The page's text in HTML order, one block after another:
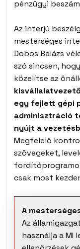
pénzügyi
Az interjú
mesterséges
Dobos Balázs
szó sincsen,
közelítse az
egy fejlett gépi
adminisztráció
nyújt a
Megfelelő
szövegeket,
csak most
A
Az
használja a MI